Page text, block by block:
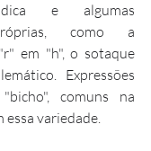
e algumas
como a
em "h", o sotaque
Expressões
comuns na
essa variedade.